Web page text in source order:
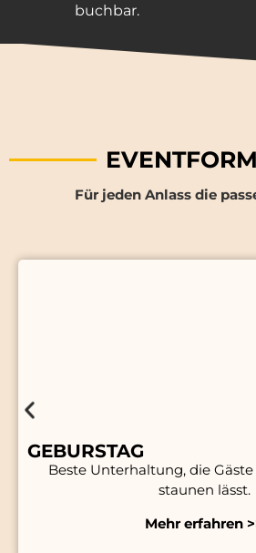
buchbar.
Für jeden Anlass die
GEBURSTAG
Beste Unterhaltung, die
staunen lässt.
Mehr erfahren